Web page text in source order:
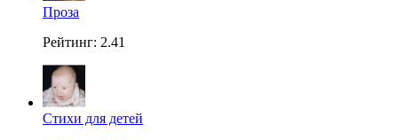
Проза
Рейтинг: 2.41
Стихи для детей